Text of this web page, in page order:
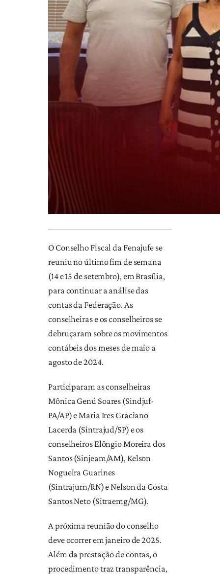
O Conselho Fiscal da Fenajufe se
reuniu no último fim de semana
(14 e 15 de setembro), em Brasília,
para continuar a análise das
contas da Federação. As
conselheiras e os conselheiros se
debruçaram sobre os movimentos
contábeis dos meses de maio a
agosto de 2024.
Participaram as conselheiras
Mônica Genú Soares (Sindjuf-
PA/AP) e Maria Ires Graciano
Lacerda (Sintrajud/SP) e os
conselheiros Elôngio Moreira dos
Santos (Sinjeam/AM), Kelson
Nogueira Guarines
(Sintrajurn/RN) e Nelson da Costa
Santos Neto (Sitraemg/MG).
A próxima reunião do conselho
deve ocorrer em janeiro de 2025.
Além da prestação de contas, o
procedimento traz transparência,